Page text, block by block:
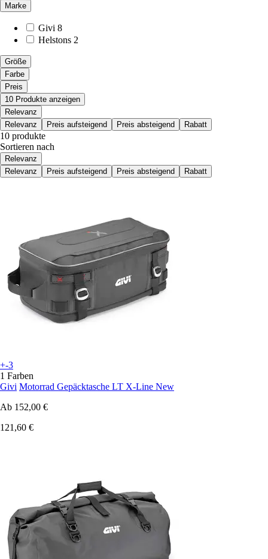
Marke
Givi 8
Helstons 2
Größe
Farbe
Preis
10 Produkte anzeigen
Relevanz
Relevanz
Preis aufsteigend Preis absteigend Rabatt
10 produkte
Sortieren nach
Relevanz
Relevanz
Preis aufsteigend Preis absteigend Rabatt
+-3
1 Farben
Givi Motorrad Gepäcktasche LT X-Line New
Ab 152,00 €
121,60 €